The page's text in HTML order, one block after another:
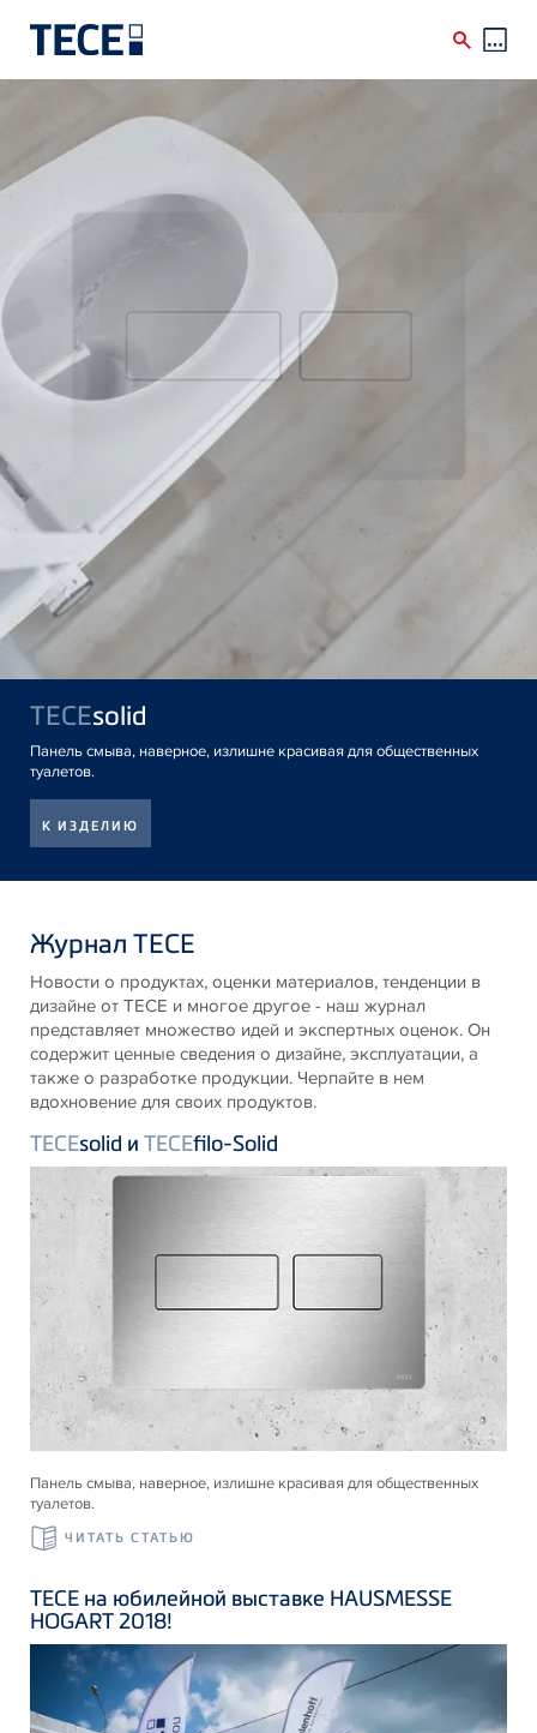
TECEsolid
Панель смыва, наверное, излишне красивая для общественных
туалетов.
К ИЗДЕЛИЮ
Журнал TECE
Новости о продуктах, оценки материалов, тенденции в
дизайне отTECE и многое другое - наш журнал
представляет множество идей и экспертных оценок. Он
содержит ценные сведения о дизайне, эксплуатации, а
также о разработке продукции. Черпайте в нем
вдохновение для своих продуктов.
Панель смыва, наверное, излишне красивая для общественных
туалетов.
ЧИТАТЬ СТАТЬЮ
TECEsolid и TECEfilo-Solid
ТЕСЕ на юбилейной выставке HAUSMESSE
HOGART 2018!